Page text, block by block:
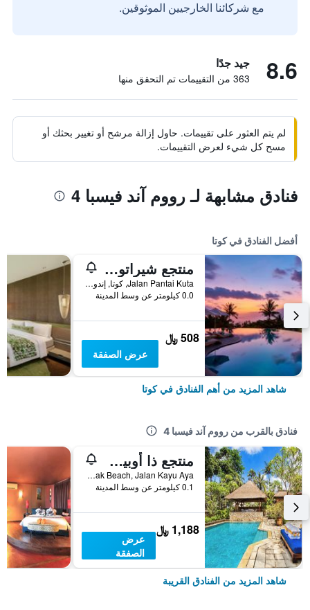
مع شركائنا الخارجيين الموثوقين.
8.6 جيد جدًا
363 من التقييمات تم التحقق منها
لم يتم العثور على تقييمات. حاول إزالة مرشح أو تغيير بحثك أو
مسح كل شيء لعرض التقييمات.
فنادق مشابهة لـ رووم آند فيسبا 4
أفضل الفنادق في كوتا
منتجع شيراتون بالي كوتا
Jalan Pantai Kuta, كوتا, إندونيسيا
0.0 كيلومتر عن وسط المدينة
508 ﷼
عرض الصفقة
شاهد المزيد من أهم الفنادق في كوتا
فنادق بالقرب من رووم آند فيسبا 4
منتجع ذا أوبيروي بيتش، بالي
Seminyak Beach, Jalan Kayu Aya, كوتا, إندونيسيا
0.1 كيلومتر عن وسط المدينة
1,188 ﷼
عرض
الصفقة
شاهد المزيد من الفنادق القريبة